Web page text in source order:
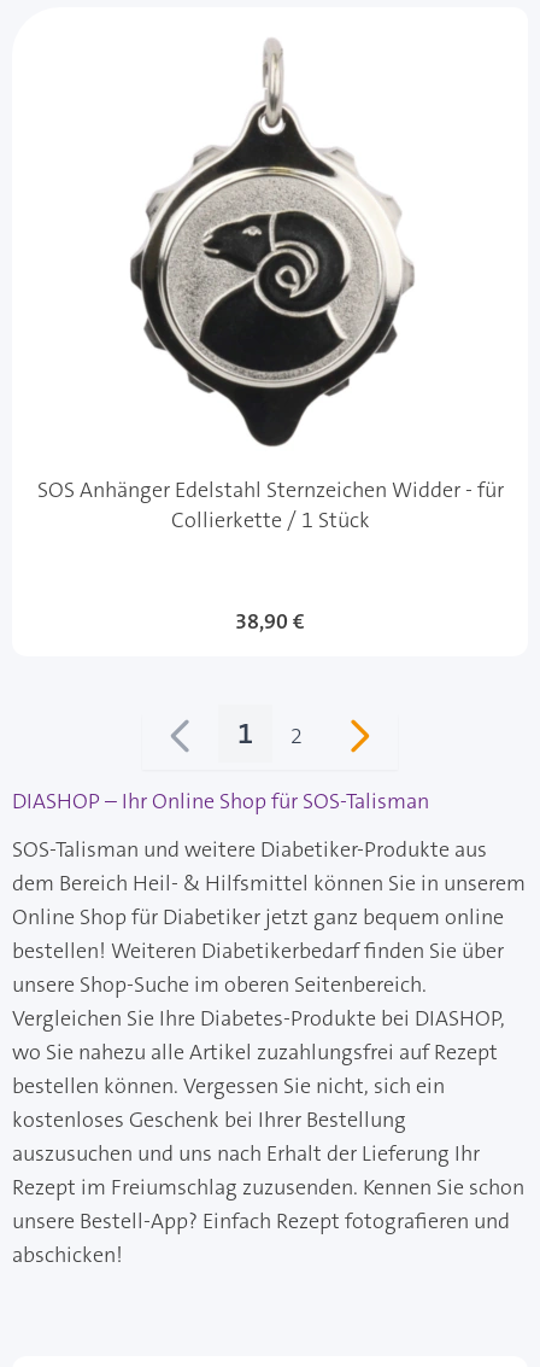
SOS Anhänger Edelstahl Sternzeichen Widder - für
Collierkette / 1 Stück
38,90 €
Sie lesen gerade Seite
1 Seite
2
DIASHOP – Ihr Online Shop für SOS-Talisman
SOS-Talisman und weitere Diabetiker-Produkte aus
dem Bereich Heil- & Hilfsmittel können Sie in unserem
Online Shop für Diabetiker jetzt ganz bequem online
bestellen! Weiteren Diabetikerbedarf finden Sie über
unsere Shop-Suche im oberen Seitenbereich.
Vergleichen Sie Ihre Diabetes-Produkte bei DIASHOP,
wo Sie nahezu alle Artikel zuzahlungsfrei auf Rezept
bestellen können. Vergessen Sie nicht, sich ein
kostenloses Geschenk bei Ihrer Bestellung
auszusuchen und uns nach Erhalt der Lieferung Ihr
Rezept im Freiumschlag zuzusenden. Kennen Sie schon
unsere Bestell-App? Einfach Rezept fotografieren und
abschicken!